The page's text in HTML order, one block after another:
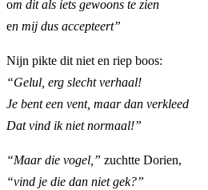
om dit als iets gewoons te zien
en mij dus accepteert”
Nijn pikte dit niet en riep boos:
“Gelul, erg slecht verhaal!
Je bent een vent, maar dan verkleed
Dat vind ik niet normaal!”
“Maar die vogel,” zuchtte Dorien,
“vind je die dan niet gek?”